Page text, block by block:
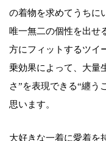
の着物を求めてうちに
唯一無二の個性を出せ
方にフィットするツイ
乗効果によって、大量
さ”を表現できる“纏う
思います。
大好きな一着に愛着を